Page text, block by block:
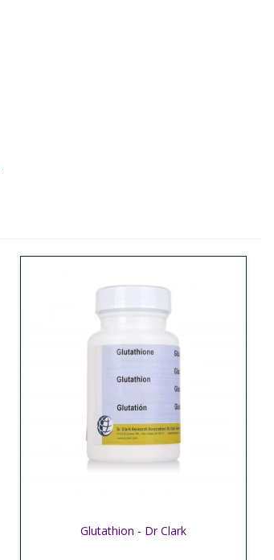
Afficher plus
Glutathion - Dr Clark